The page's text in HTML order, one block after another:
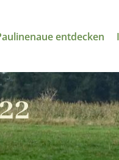
entdecken